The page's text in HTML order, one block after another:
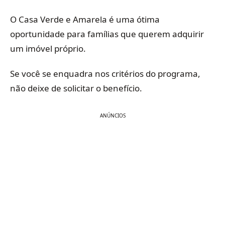
O Casa Verde e Amarela é uma ótima
oportunidade para famílias que querem adquirir
um imóvel próprio.
Se você se enquadra nos critérios do programa,
não deixe de solicitar o benefício.
ANÚNCIOS